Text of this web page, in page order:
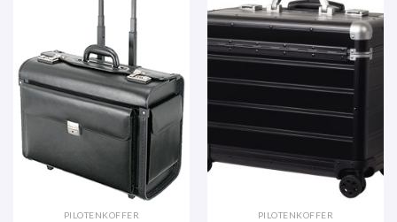
PILOTENKOFFER PILOTENKOFFER